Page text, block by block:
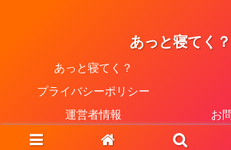
あっと寝てく？
あっと寝てく？
プライバシーポリシー
運営者情報
お
© 2023 あっと寝てく